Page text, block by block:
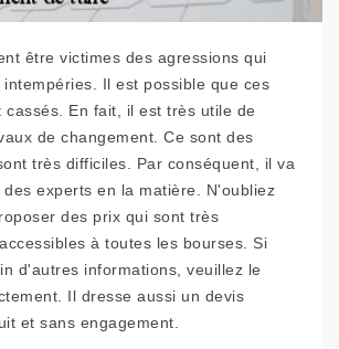
être victimes des agressions qui
Il est possible que ces
cassés. En fait, il est très utile de
de changement. Ce sont des
très difficiles. Par conséquent, il va
experts en la matière. N'oubliez
des prix qui sont très
à toutes les bourses. Si
d'autres informations, veuillez le
Il dresse aussi un devis
et sans engagement.